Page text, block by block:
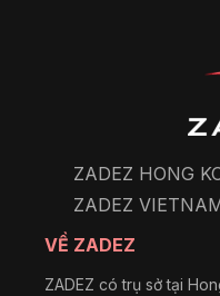
ZADEZ HONG
ZADEZ
VỀ ZADEZ
ZADEZ có trụ sở tại